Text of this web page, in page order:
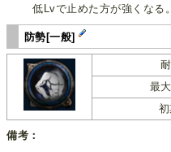
低Lvで止めた方が強くなる。
防勢[一般]
最
備考：